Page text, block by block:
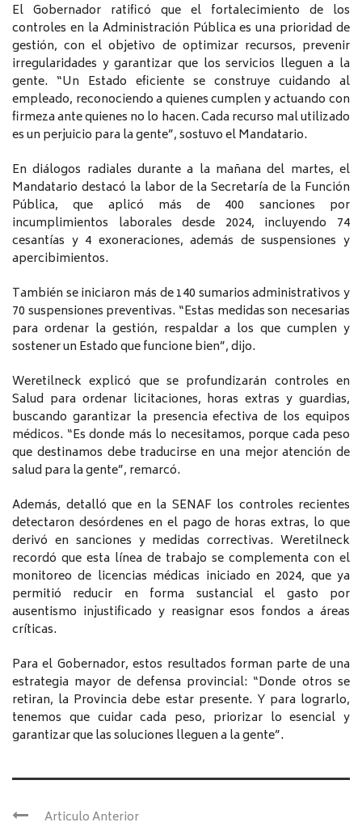
El Gobernador ratificó que el fortalecimiento de los
controles en la Administración Pública es una prioridad de
gestión, con el objetivo de optimizar recursos, prevenir
irregularidades y garantizar que los servicios lleguen a la
gente. “Un Estado eficiente se construye cuidando al
empleado, reconociendo a quienes cumplen y actuando con
firmeza ante quienes no lo hacen. Cada recurso mal utilizado
es un perjuicio para la gente”, sostuvo el Mandatario.
En diálogos radiales durante a la mañana del martes, el
Mandatario destacó la labor de la Secretaría de la Función
Pública, que aplicó más de 400 sanciones por
incumplimientos laborales desde 2024, incluyendo 74
cesantías y 4 exoneraciones, además de suspensiones y
apercibimientos.
También se iniciaron más de 140 sumarios administrativos y
70 suspensiones preventivas. “Estas medidas son necesarias
para ordenar la gestión, respaldar a los que cumplen y
sostener un Estado que funcione bien”, dijo.
Weretilneck explicó que se profundizarán controles en
Salud para ordenar licitaciones, horas extras y guardias,
buscando garantizar la presencia efectiva de los equipos
médicos. “Es donde más lo necesitamos, porque cada peso
que destinamos debe traducirse en una mejor atención de
salud para la gente”, remarcó.
Además, detalló que en la SENAF los controles recientes
detectaron desórdenes en el pago de horas extras, lo que
derivó en sanciones y medidas correctivas. Weretilneck
recordó que esta línea de trabajo se complementa con el
monitoreo de licencias médicas iniciado en 2024, que ya
permitió reducir en forma sustancial el gasto por
ausentismo injustificado y reasignar esos fondos a áreas
críticas.
Para el Gobernador, estos resultados forman parte de una
estrategia mayor de defensa provincial: “Donde otros se
retiran, la Provincia debe estar presente. Y para lograrlo,
tenemos que cuidar cada peso, priorizar lo esencial y
garantizar que las soluciones lleguen a la gente”.
Articulo Anterior